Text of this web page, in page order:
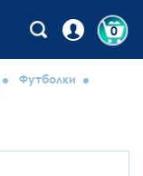
0
Футболки